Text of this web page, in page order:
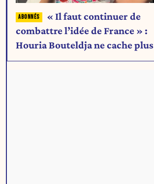
« Il faut continuer de
combattre l’idée de France » :
Houria Bouteldja ne cache plus
rien de son projet